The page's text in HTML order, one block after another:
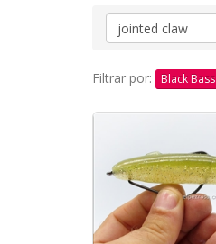
Filtrar por: Black Bass